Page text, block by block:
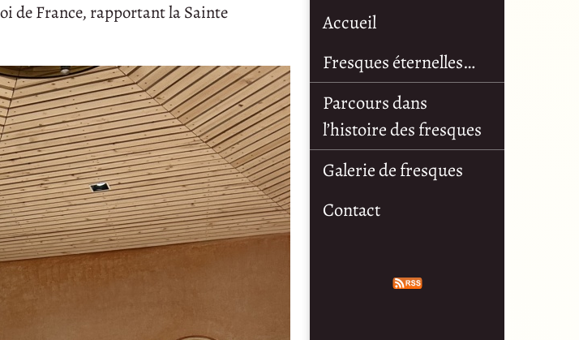
de France, rapportant la Sainte
Accueil
Fresques éternelles…
Parcours dans
l’histoire des fresques
Galerie de fresques
Contact